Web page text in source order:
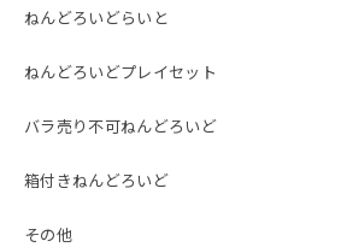
ねんどろいどらいと
ねんどろいどプレイセット
バラ売り不可ねんどろいど
箱付きねんどろいど
その他